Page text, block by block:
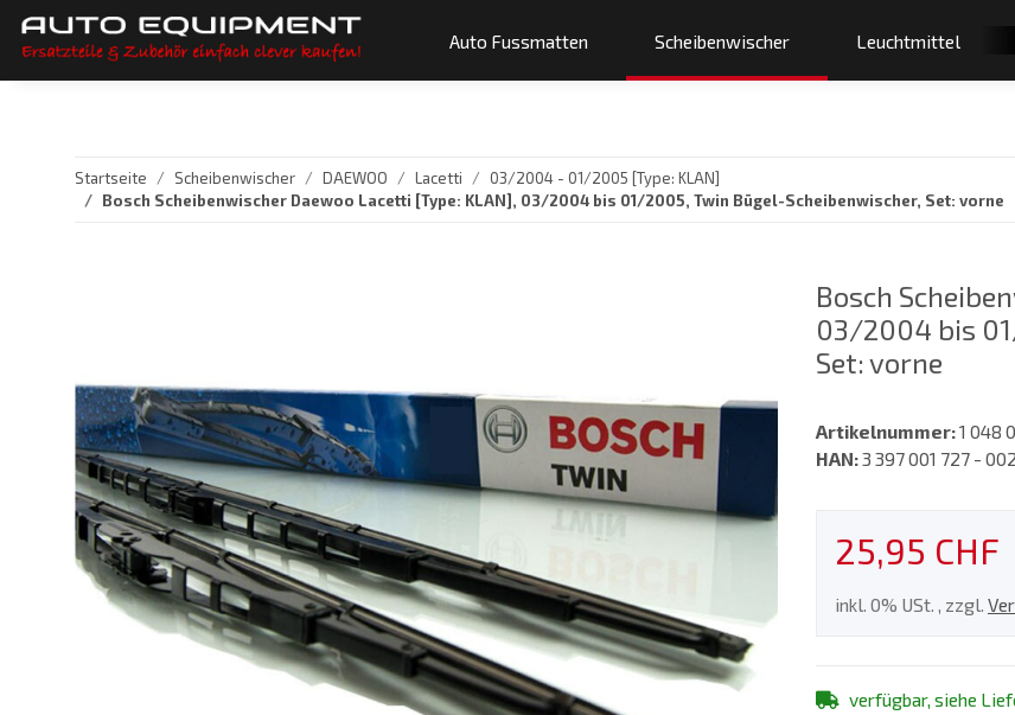
Auto Fussmatten Scheibenwischer Leuchtmittel
Startseite Scheibenwischer DAEWOO Lacetti
03/2004 - 01/2005 [Type: KLAN]
Bosch Scheibenwischer Daewoo Lacetti [Type: KLAN], 03/2004 bis 01/2005, Twin Bügel-Scheibenwischer, Set: vorne
Bosch
03/2004 bis
Set: vorne
Artikelnummer:1 048
HAN:3 397 001 727 -
25,95 CHF
inkl. 0% USt. , zzgl.
verfügbar, siehe